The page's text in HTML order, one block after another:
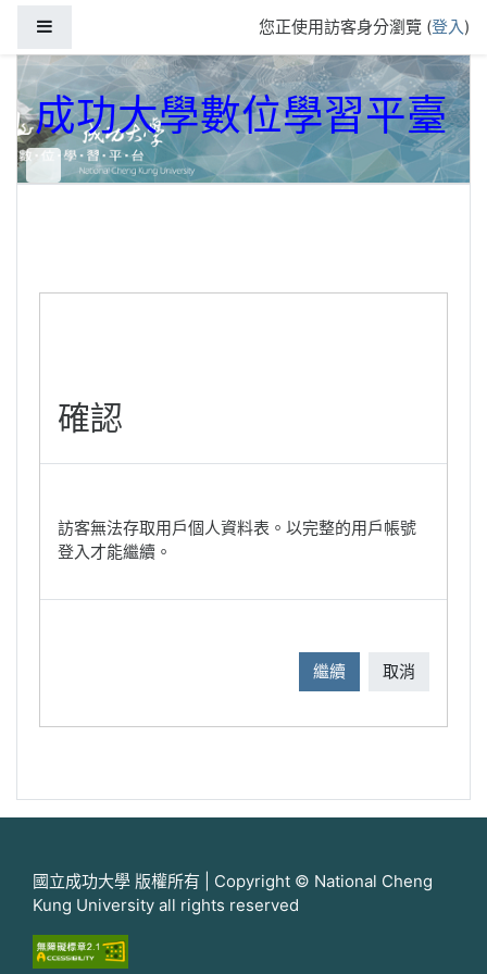
您正使用訪客身分瀏覽 (登入)
成功大學數位學習平臺
確認
訪客無法存取用戶個人資料表。以完整的用戶帳號
登入才能繼續。
繼續 取消
國立成功大學 版權所有 | Copyright © National Cheng
Kung University all rights reserved